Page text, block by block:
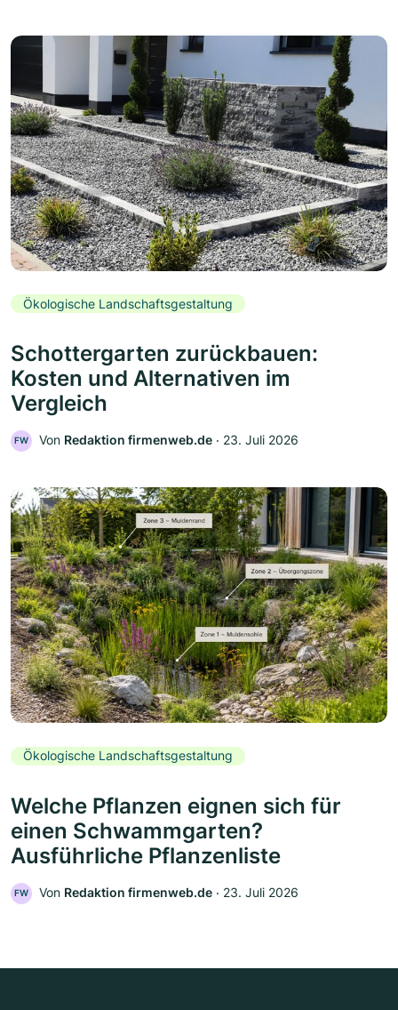
Ökologische Landschaftsgestaltung
Schottergarten zurückbauen:
Kosten und Alternativen im
Vergleich
FW Von Redaktion firmenweb.de ‧ 23. Juli 2026
Ökologische Landschaftsgestaltung
Welche Pflanzen eignen sich für
einen Schwammgarten?
Ausführliche Pflanzenliste
FW Von Redaktion firmenweb.de ‧ 23. Juli 2026